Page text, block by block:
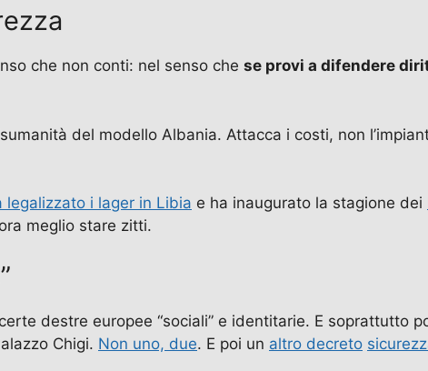
che non conti: nel senso che se provi a difendere
del modello Albania. Attacca i costi, non
legalizzato i lager in Libia e ha inaugurato la stagione dei
meglio stare zitti.
destre europee “sociali” e identitarie. E soprattutto
Chigi. Non uno, due. E poi un altro decreto